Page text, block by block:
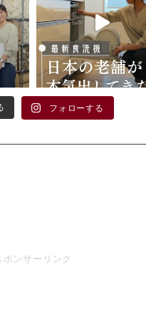
フォローする
ポンサーリンク